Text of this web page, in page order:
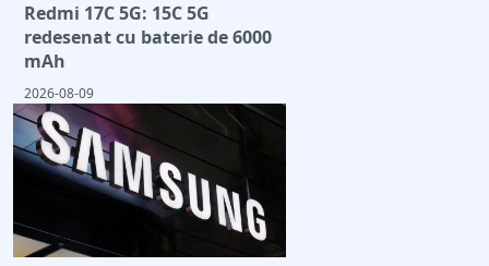
Redmi 17C 5G: 15C 5G
redesenat cu baterie de 6000
mAh
2026-08-09